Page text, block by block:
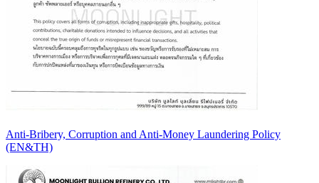
Anti-Bribery, Corruption and Anti-Money Laundering Policy
(EN&TH)